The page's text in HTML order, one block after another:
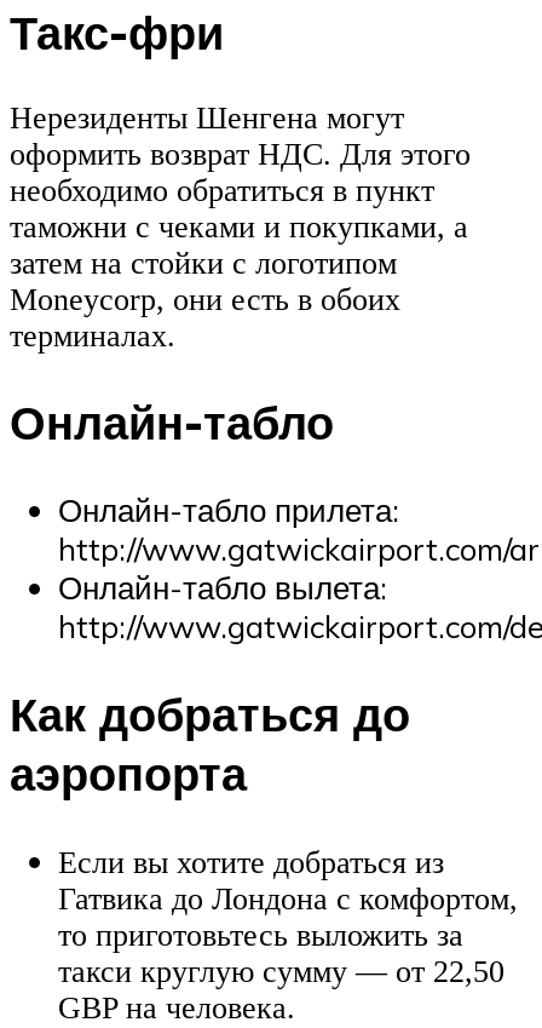
Такс-фри
Нерезиденты Шенгена могут
оформить возврат НДС. Для этого
необходимо обратиться в пункт
таможни с чеками и покупками, а
затем на стойки с логотипом
Moneycorp, они есть в обоих
терминалах.
Онлайн-табло
Онлайн-табло прилета:
http://www.gatwickairport.com/
Онлайн-табло вылета:
http://www.gatwickairport.com/
Как добраться до
аэропорта
Если вы хотите добраться из
Гатвика до Лондона с комфортом,
то приготовьтесь выложить за
такси круглую сумму — от 22,50
GBP на человека.